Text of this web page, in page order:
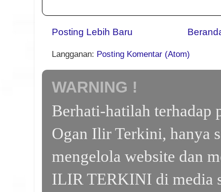
Posting Lebih Baru
Langganan: Posting Komentar (Atom)
WARNING !
Berhati-hatilah terhadap
Ogan Ilir Terkini, hanya
mengelola website dan
ILIR TERKINI di media